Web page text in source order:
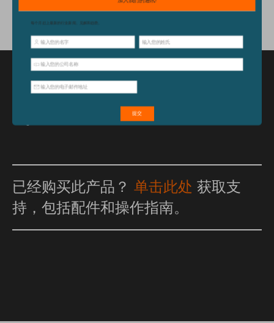
特点和优点
已经购买此产品？ 单击此处 获取支
持，包括配件和操作指南。